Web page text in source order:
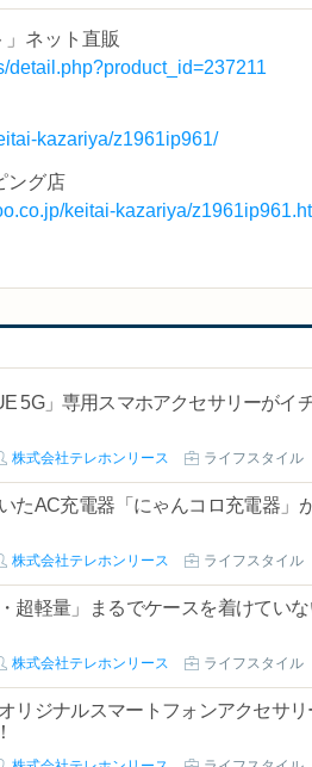
」ネット直販
detail.php?product_id=237211
kazariya/z1961ip961/
ング店
keitai-kazariya/
5G」専用スマホアクセサリーがイ
株式会社テレホンリース ライフスタイル
たAC充電器「にゃんコロ充電器」
株式会社テレホンリース ライフスタイル
超軽量」まるでケースを着けてい
株式会社テレホンリース ライフスタイル
リジナルスマートフォンアクセサ